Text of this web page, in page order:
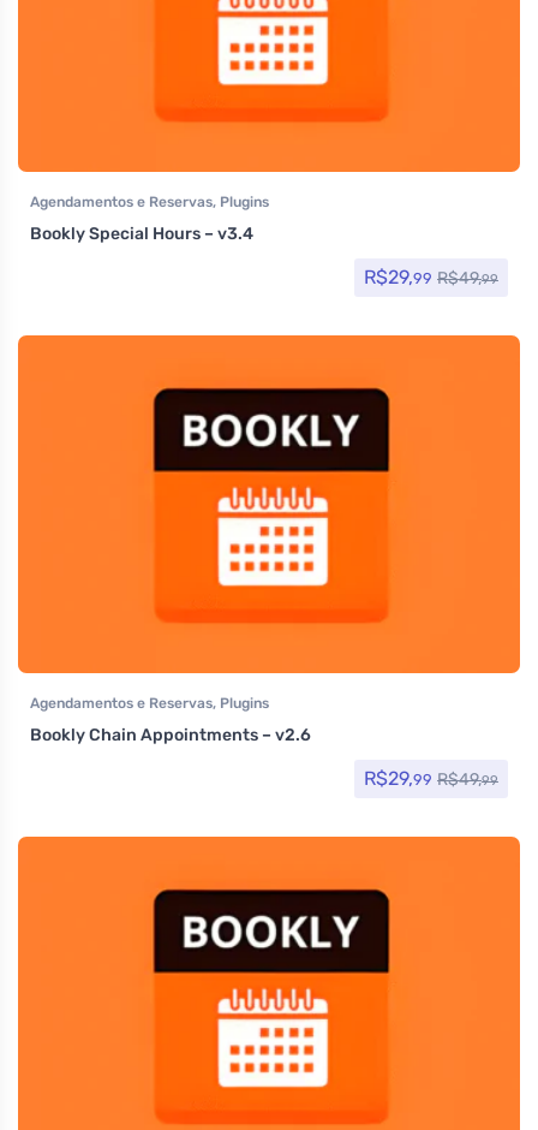
Agendamentos e Reservas, Plugins
Bookly Special Hours – v3.4
R$29,99 R$49,99
Agendamentos e Reservas, Plugins
Bookly Chain Appointments – v2.6
R$29,99 R$49,99